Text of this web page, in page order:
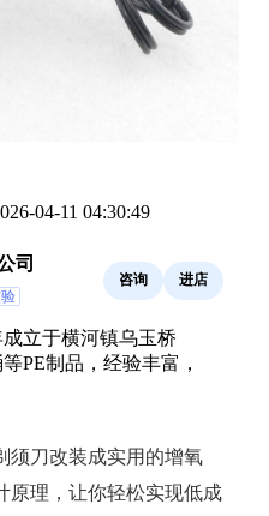
04-11 04:30:49
司
咨询 进店
立于横河镇乌玉桥
PE制品，经验丰富，
须刀改装成实用的增氧
原理，让你轻松实现低成